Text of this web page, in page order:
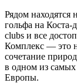
Рядом находятся
гольфа на Коста-
clubs и ‌все
Комплекс ‌— это
сочетание
в ‌одном ‌из
‌Европы.